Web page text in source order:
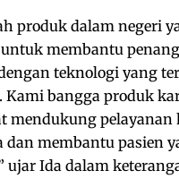
produk dalam negeri
membantu
teknologi yang
Kami bangga produk
mendukung pelayanan
dan membantu pasien
ujar Ida dalam